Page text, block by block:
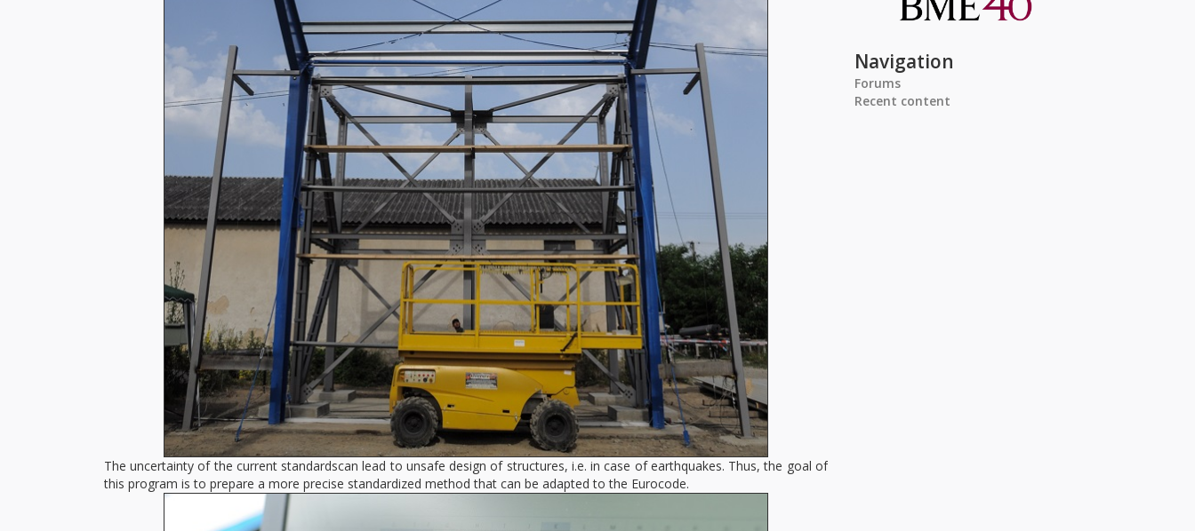
The uncertainty of the current standardscan lead to unsafe design of structures, i.e. in case of earthquakes. Thus, the goal of
this program is to prepare a more precise standardized method that can be adapted to the Eurocode.
Navigation
Forums
Recent content